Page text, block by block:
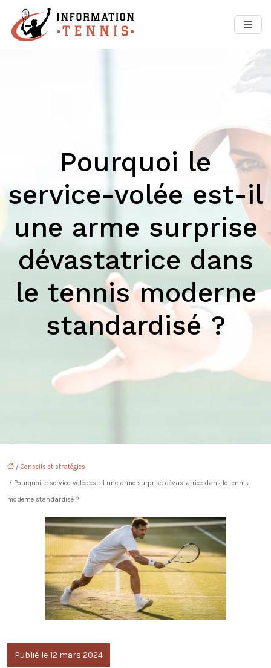
Pourquoi le
service-volée est-il
une arme surprise
dévastatrice dans
le tennis moderne
standardisé ?
/ Conseils et stratégies
/ Pourquoi le service-volée est-il une arme surprise dévastatrice dans le tennis
moderne standardisé ?
Publié le 12 mars 2024